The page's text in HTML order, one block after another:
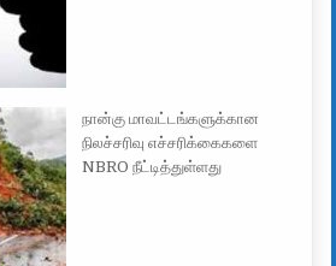
நான்கு மாவட்டங்களுக்கான
நிலச்சரிவு எச்சரிக்கைகளை
NBRO நீட்டித்துள்ளது